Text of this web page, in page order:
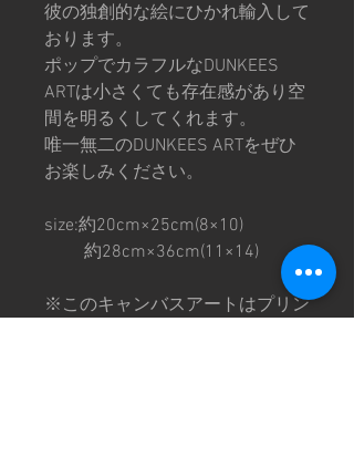
彼の独創的な絵にひかれ輸入して
おります。
ポップでカラフルなDUNKEES
ARTは小さくても存在感があり空
間を明るくしてくれます。
唯一無二のDUNKEES ARTをぜひ
お楽しみください。
size:約20cm×25cm(8×10)
約28cm×36cm(11×14)
※このキャンバスアートはプリン